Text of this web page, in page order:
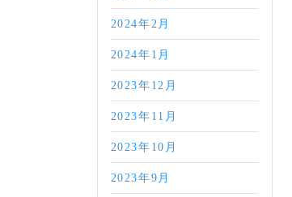
2024年2月
2024年1月
2023年12月
2023年11月
2023年10月
2023年9月